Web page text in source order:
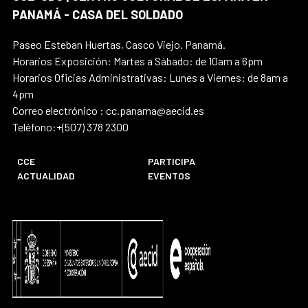
PANAMÁ - CASA DEL SOLDADO
Paseo Esteban Huertas, Casco Viejo. Panamá.
Horarios Exposición: Martes a Sábado: de 10am a 6pm
Horarios Oficias Administrativas: Lunes a Viernes: de 8am a
4pm
Correo electrónico : cc.panama@aecid.es
Teléfono:+(507) 378 2300
CCE
PARTICIPA
ACTUALIDAD
EVENTOS